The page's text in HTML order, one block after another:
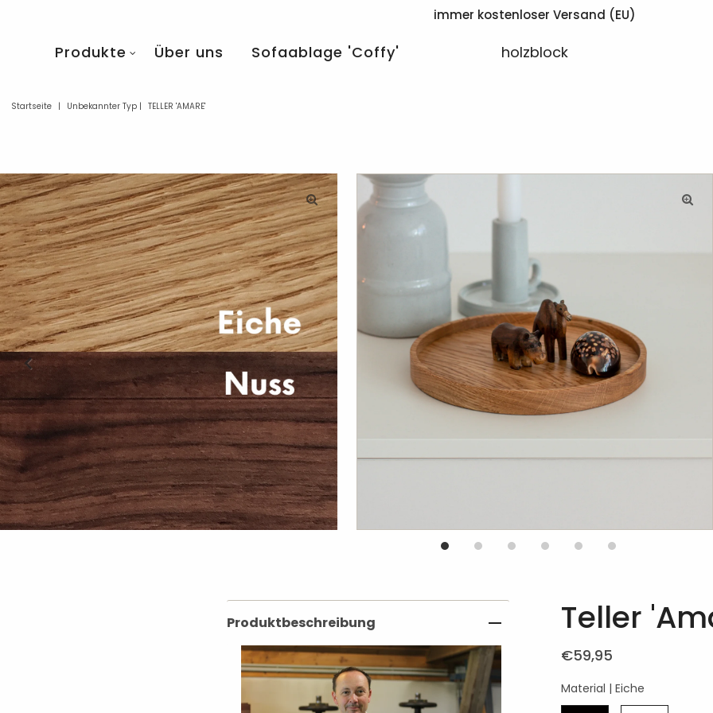
immer kostenloser Versand (EU)
Produkte Über uns Sofaablage 'Coffy' holzblock
Startseite | Unbekannter Typ | TELLER 'AMARE'
Produktbeschreibung Teller
€59,95
Material | Eiche